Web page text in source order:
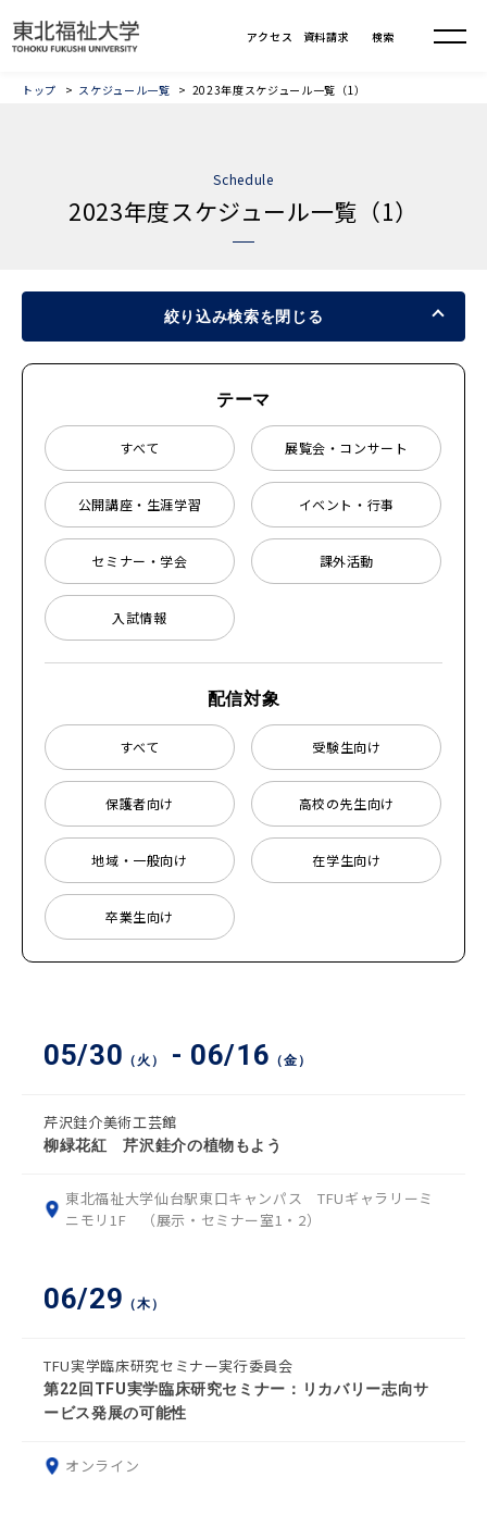
トップ スケジュール一覧 2023年度スケジュール一覧（1）
Schedule
2023年度スケジュール一覧（1）
絞り込み検索を閉じる
テーマ
すべて 展覧会・コンサート
公開講座・生涯学習 イベント・行事
セミナー・学会 課外活動
入試情報
配信対象
すべて 受験生向け
保護者向け 高校の先生向け
地域・一般向け 在学生向け
卒業生向け
05/30 （火） - 06/16 （金）
芹沢銈介美術工芸館
柳緑花紅 芹沢銈介の植物もよう
東北福祉大学仙台駅東口キャンパス TFUギャラリーミ
ニモリ1F （展示・セミナー室1・2）
06/29 （木）
TFU実学臨床研究セミナー実行委員会
第22回TFU実学臨床研究セミナー：リカバリー志向サ
ービス発展の可能性
オンライン